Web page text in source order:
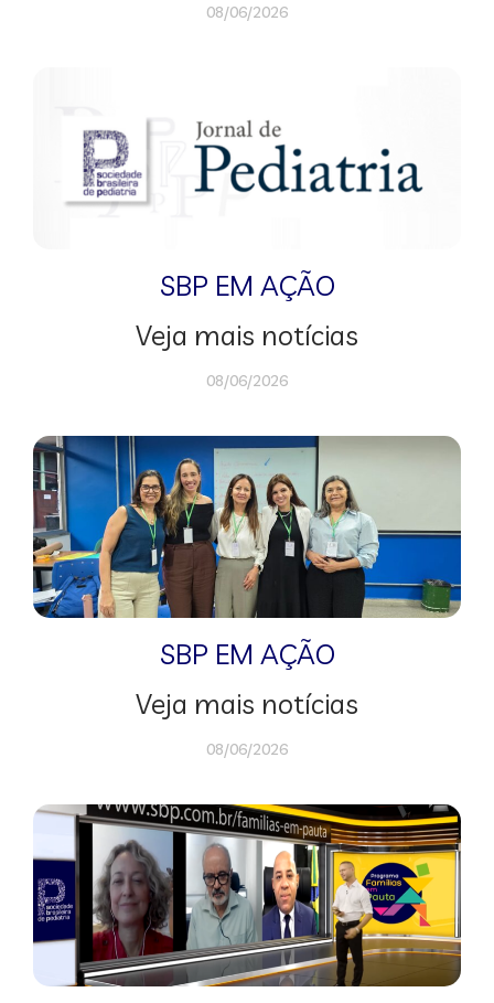
08/06/2026
SBP EM AÇÃO
Veja mais notícias
08/06/2026
SBP EM AÇÃO
Veja mais notícias
08/06/2026